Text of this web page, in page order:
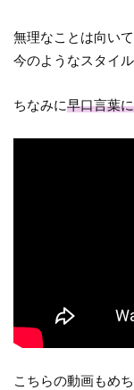
無理なことは向い
今のようなスタイ
ちなみに早口言葉
こちらの動画もめ